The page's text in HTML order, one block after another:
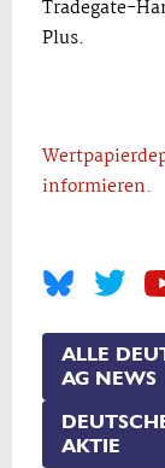
Tradegate-
Plus.
informieren.
ALLE
AG NEWS
AKTIE